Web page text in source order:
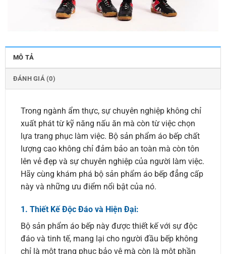
MÔ TẢ
ĐÁNH GIÁ (0)
Trong ngành ẩm thực, sự chuyên nghiệp không chỉ
xuất phát từ kỹ năng nấu ăn mà còn từ việc chọn
lựa trang phục làm việc. Bộ sản phẩm áo bếp chất
lượng cao không chỉ đảm bảo an toàn mà còn tôn
lên vẻ đẹp và sự chuyên nghiệp của người làm việc.
Hãy cùng khám phá bộ sản phẩm áo bếp đẳng cấp
này và những ưu điểm nổi bật của nó.
1. Thiết Kế Độc Đáo và Hiện Đại:
Bộ sản phẩm áo bếp này được thiết kế với sự độc
đáo và tinh tế, mang lại cho người đầu bếp không
chỉ là một trang phục bảo vệ mà còn là một phần